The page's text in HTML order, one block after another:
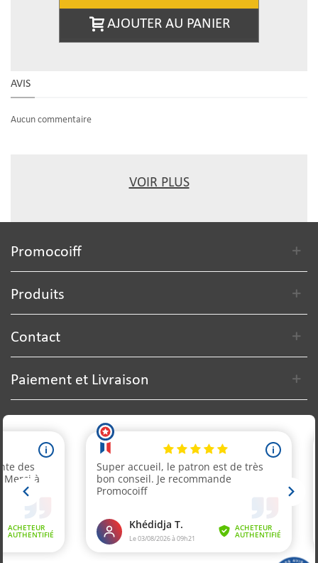
AJOUTER AU PANIER
AVIS
Aucun commentaire
VOIR PLUS
Promocoiff
Produits
Contact
Paiement et Livraison